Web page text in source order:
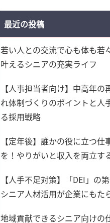
最近の投稿
若い人との交流で心も体も若
叶えるシニアの充実ライフ
【人事担当者向け】中高年の
れ体制づくりのポイントと人
る採用戦略
【定年後】誰かの役に立つ仕
を！やりがいと収入を両立す
【人手不足対策】「DEI」の
シニア人材活用が企業にもた
地域貢献できるシニア向けの